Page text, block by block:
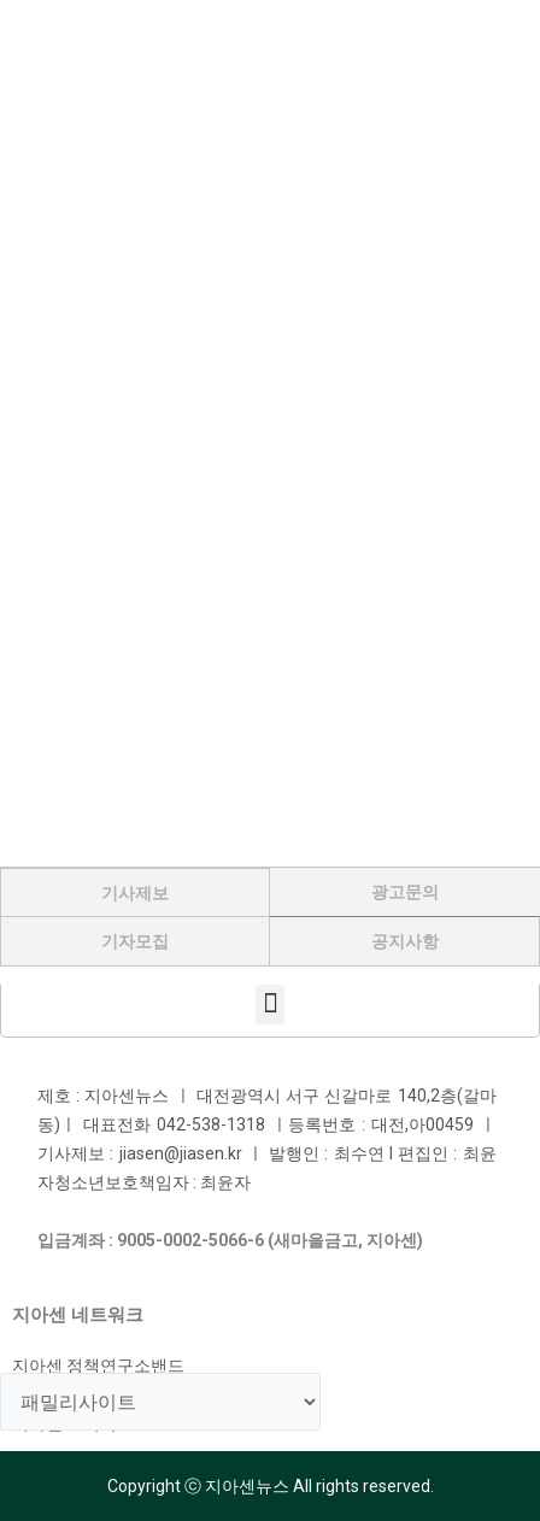
기사제보 광고문의
기자모집 공지사항
제호 : 지아센뉴스 ㅣ 대전광역시 서구 신갈마로 140,2층(갈마
동)ㅣ 대표전화 042-538-1318 ㅣ등록번호 : 대전,아00459 ㅣ
기사제보 : jiasen@jiasen.kr ㅣ 발행인 : 최수연 l 편집인 : 최윤
자청소년보호책임자 : 최윤자
입금계좌 : 9005-0002-5066-6 (새마을금고, 지아센)
지아센 네트워크
지아센 정책연구소밴드
지아센 해외아동지원국
Copyright ⓒ 지아센뉴스 All rights reserved.